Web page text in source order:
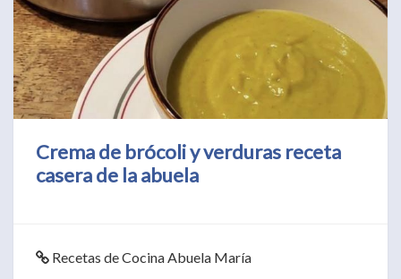
Crema de brócoli y verduras receta
casera de la abuela
Recetas de Cocina Abuela María